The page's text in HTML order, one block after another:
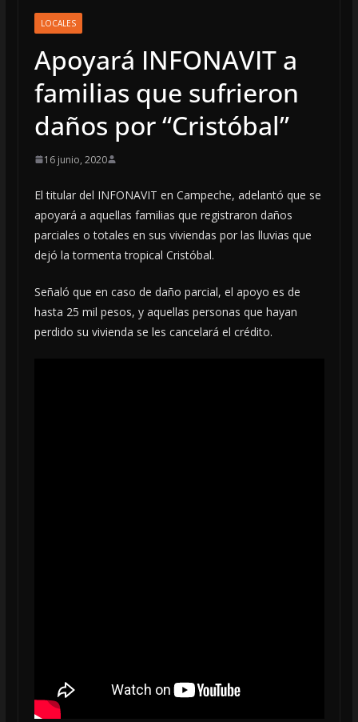
LOCALES
Apoyará INFONAVIT a
familias que sufrieron
daños por “Cristóbal”
16 junio, 2020
El titular del INFONAVIT en Campeche, adelantó que se
apoyará a aquellas familias que registraron daños
parciales o totales en sus viviendas por las lluvias que
dejó la tormenta tropical Cristóbal.
Señaló que en caso de daño parcial, el apoyo es de
hasta 25 mil pesos, y aquellas personas que hayan
perdido su vivienda se les cancelará el crédito.